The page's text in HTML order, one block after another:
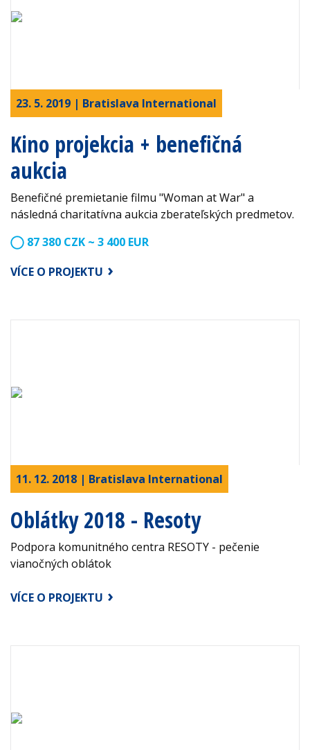
23. 5. 2019 | Bratislava International
Kino projekcia + benefičná
aukcia
Benefičné premietanie filmu "Woman at War" a
následná charitatívna aukcia zberateľských predmetov.
87 380 CZK ~ 3 400 EUR
VÍCE O PROJEKTU
11. 12. 2018 | Bratislava International
Oblátky 2018 - Resoty
Podpora komunitného centra RESOTY - pečenie
vianočných oblátok
VÍCE O PROJEKTU